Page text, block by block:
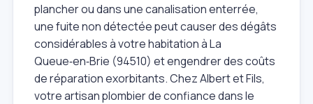
plancher ou dans une canalisation enterrée,
une fuite non détectée peut causer des dégâts
considérables à votre habitation à La
Queue‑en‑Brie (94510) et engendrer des coûts
de réparation exorbitants. Chez Albert et Fils,
votre artisan plombier de confiance dans le